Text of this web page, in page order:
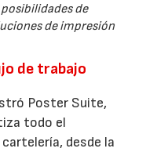
de
de impresión
de trabajo
Poster Suite,
todo el
desde la